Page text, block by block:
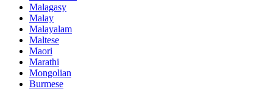
Malagasy
Malay
Malayalam
Maltese
Maori
Marathi
Mongolian
Burmese